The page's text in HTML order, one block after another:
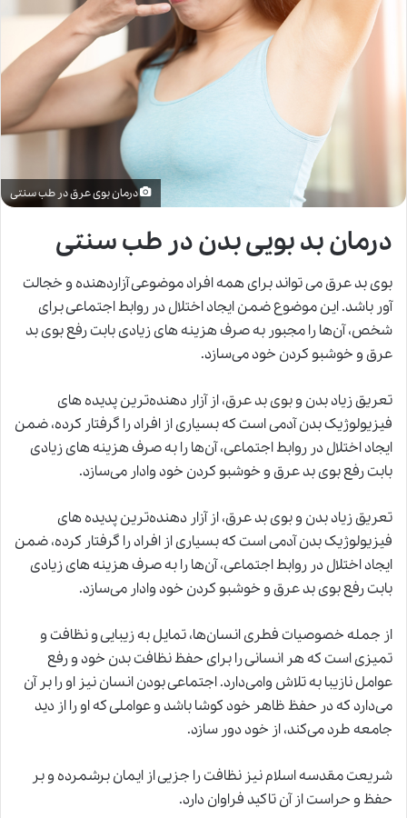
درمان بوی عرق در طب سنتی
درمان بد بویی بدن در طب سنتی
بوی بد عرق می تواند برای همه افراد موضوعی آزاردهنده و خجالت
آور باشد. این موضوع ضمن ایجاد اختلال در روابط اجتماعی برای
شخص، آن‌ها را مجبور به صرف هزینه های زیادی بابت رفع بوی بد
عرق و خوشبو کردن خود می‌سازد.
تعریق زیاد بدن وبوی بد عرق، از آزار دهنده‌ترین پدیده های
فیزیولوژیک بدن آدمی است که بسیاری از افراد را گرفتار کرده، ضمن
ایجاد اختلال در روابط اجتماعی، آن‌ها را به صرف هزینه های زیادی
بابت رفع بوی بد عرق و خوشبو کردن خود وادار می‌سازد.
تعریق زیاد بدن و بوی بد عرق، از آزار دهنده‌ترین پدیده های
فیزیولوژیک بدن آدمی است که بسیاری از افراد را گرفتار کرده، ضمن
ایجاد اختلال در روابط اجتماعی، آن‌ها را به صرف هزینه های زیادی
بابت رفع بوی بد عرق و خوشبو کردن خود وادار می‌سازد.
از جمله خصوصیات فطری انسان‌ها، تمایل به زیبایی و نظافت و
تمیزی است که هر انسانی را برای حفظ نظافت بدن خود و رفع
عوامل نازیبا به تلاش وامی‌دارد. اجتماعی بودن انسان نیز او را بر آن
می‌دارد که در حفظ ظاهر خود کوشا باشد و عواملی که او را از دید
جامعه طرد می‌کند، از خود دور سازد.
شریعت مقدسه اسلام نیز نظافت را جزیی از ایمان برشمرده و بر
حفظ و حراست از آن تاکید فراوان دارد.